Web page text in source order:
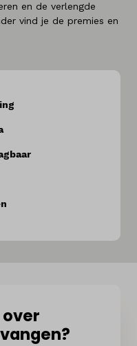
en de verlengde
vind je de premies en